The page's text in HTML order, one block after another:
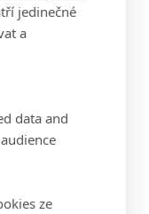
jedinečné
a
data and
ze